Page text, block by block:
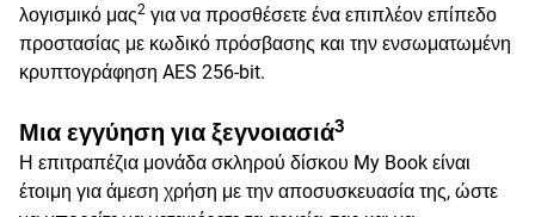
λογισμικό μας2 για να προσθέσετε ένα επιπλέον επίπεδο
προστασίας με κωδικό πρόσβασης και την ενσωματωμένη
κρυπτογράφηση AES 256-bit.
Μια εγγύηση για ξεγνοιασιά3
Η επιτραπέζια μονάδα σκληρού δίσκου My Book είναι
έτοιμη για άμεση χρήση με την αποσυσκευασία της, ώστε